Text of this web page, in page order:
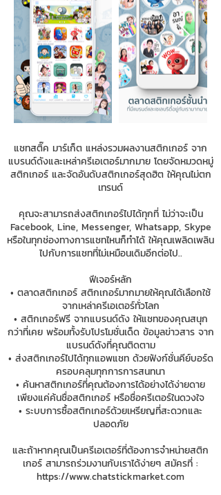
แชทสติ๊ค มาร์เก็ต แหล่งรวมผลงานสติกเกอร์ จาก
แบรนด์ดังและเหล่าครีเอเตอร์มากมาย โดยจัดหมวดหมู่
สติกเกอร์ และจัดอันดับสติกเกอร์สุดฮิต ให้คุณไม่ตก
เทรนด์
คุณจะสามารถส่งสติกเกอร์ไปได้ทุกที่ ไม่ว่าจะเป็น
Facebook, Line, Messenger, Whatsapp, Skype
หรือในทุกช่องทางการแชทไหนก็ทำได้ ให้คุณเพลิดเพลิน
ไปกับการแชทที่ไม่เหมือนเดิมอีกต่อไป..
ฟีเจอร์หลัก
• ตลาดสติกเกอร์ สติกเกอร์มากมายให้คุณได้เลือกใช้
จากเหล่าครีเอเตอร์ทั่วโลก
• สติกเกอร์ฟรี จากแบรนด์ดัง ให้แชทของคุณสนุก
กว่าที่เคย พร้อมทั้งรับโปรโมชั่นเด็ด ข้อมูลข่าวสาร จาก
แบรนด์ดังที่คุณติดตาม
• ส่งสติกเกอร์ไปได้ทุกแอพแชท ด้วยฟังก์ชั่นคีย์บอร์ด
ครอบคลุมทุกการการสนทนา
• ค้นหาสติกเกอร์ที่คุณต้องการได้อย่างได้ง่ายดาย
เพียงแค่ค้นชื่อสติกเกอร์ หรือชื่อครีเตอร์ในดวงใจ
• ระบบการซื้อสติกเกอร์ด้วยเหรียญที่สะดวกและ
ปลอดภัย
และถ้าหากคุณเป็นครีเอเตอร์ที่ต้องการจำหน่ายสติก
เกอร์ สามารถร่วมงานกับเราได้ง่ายๆ สมัครที่ :
https://www.chatstickmarket.com